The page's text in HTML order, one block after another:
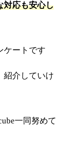
対応も安心し
ケートです
紹介していけ
一同努めて